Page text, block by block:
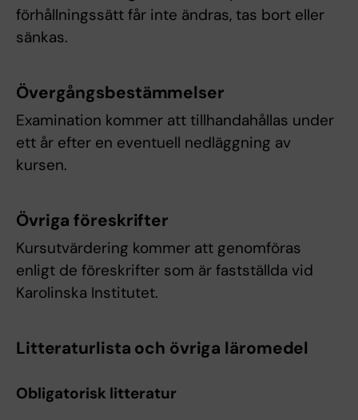
förhållningssätt får inte ändras, tas bort eller
sänkas.
Övergångsbestämmelser
Examination kommer att tillhandahållas under
ett år efter en eventuell nedläggning av
kursen.
Övriga föreskrifter
Kursutvärdering kommer att genomföras
enligt de föreskrifter som är fastställda vid
Karolinska Institutet.
Litteraturlista och övriga läromedel
Obligatorisk litteratur